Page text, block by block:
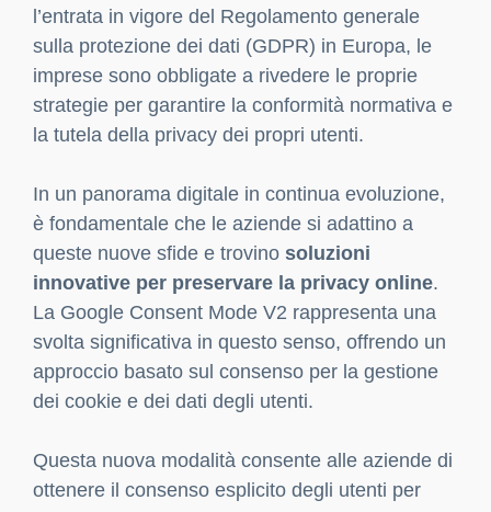
l’entrata in vigore del Regolamento generale
sulla protezione dei dati (GDPR) in Europa, le
imprese sono obbligate a rivedere le proprie
strategie per garantire la conformità normativa e
la tutela della privacy dei propri utenti.
In un panorama digitale in continua evoluzione,
è fondamentale che le aziende si adattino a
queste nuove sfide e trovino soluzioni
innovative per preservare la privacy online.
La Google Consent Mode V2 rappresenta una
svolta significativa in questo senso, offrendo un
approccio basato sul consenso per la gestione
dei cookie e dei dati degli utenti.
Questa nuova modalità consente alle aziende di
ottenere il consenso esplicito degli utenti per